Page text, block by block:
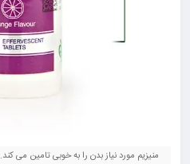
منیزیم مورد نیاز بدن را به خوبی تامین می کند.